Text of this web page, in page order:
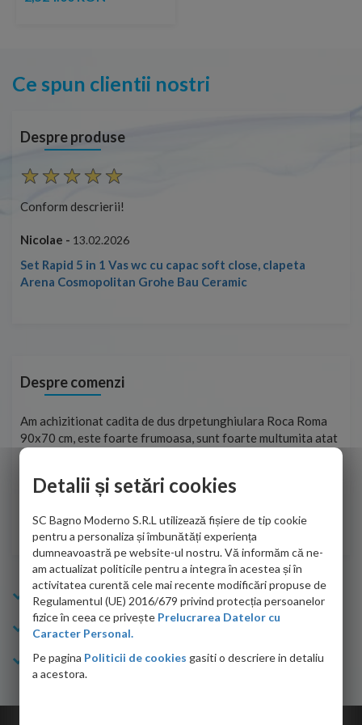
Ce spun clientii nostri
Despre produse
Conform descrierii!
Nicolae - 13.02.2026
Set Rapid 5 in 1 Vas wc cu capac soft close, clapeta
Arena Cosmopolitan Grohe Bau Ceramic
Despre comenzi
Am achizitionat cadita de dus drpetunghiulara Roca Roma
90x70 cm, este foarte frumoasa, sunt foarte multumita atat
de personalul firmei dvs. cu care am colaborat in obtinerea
adus coletul in siguranta.Numai bine, va doresc!
Sofrone Viviana -28.07.2026
Info Bagno
Cumparaturi
Suport clienti
Detalii și setări cookies
SC Bagno Moderno S.R.L utilizează fișiere de tip cookie
pentru a personaliza și îmbunătăți experiența
dumneavoastră pe website-ul nostru. Vă informăm că ne-
am actualizat politicile pentru a integra în acestea și în
activitatea curentă cele mai recente modificări propuse de
Regulamentul (UE) 2016/679 privind protecția persoanelor
fizice în ceea ce privește Prelucrarea Datelor cu
Caracter Personal.
Pe pagina Politicii de cookies gasiti o descriere in detaliu
a acestora.